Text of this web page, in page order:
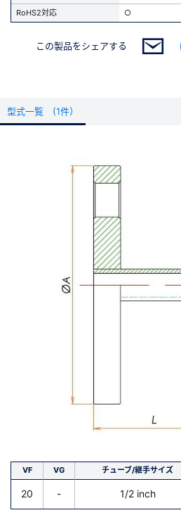
RoHS2対応
○
この製品をシェアする
型式一覧 (1件）
VF VG チューブ/継手サイズ
20 - 1/2 inch